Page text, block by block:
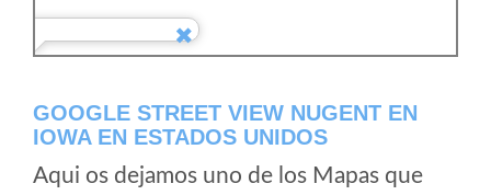
GOOGLE STREET VIEW NUGENT EN
IOWA EN ESTADOS UNIDOS
Aqui os dejamos uno de los Mapas que